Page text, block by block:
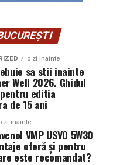
o zi inainte
sa stii inainte
Well 2026. Ghidul
editia
de 15 ani
zi inainte
VMP USVO 5W30
oferă și pentru
este recomandat?